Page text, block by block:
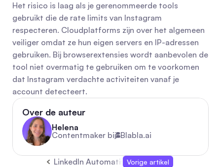
Het risico is laag als je gerenommeerde tools
gebruikt die de rate limits van Instagram
respecteren. Cloudplatforms zijn over het algemeen
veiliger omdat ze hun eigen servers en IP-adressen
gebruiken. Bij browserextensies wordt aanbevolen de
tool niet overmatig te gebruiken om te voorkomen
dat Instagram verdachte activiteiten vanaf je
account detecteert.
Over de auteur
Helena
Contentmaker bij Blabla.ai
LinkedIn Automatisch Antwoorden:
Vorige artikel